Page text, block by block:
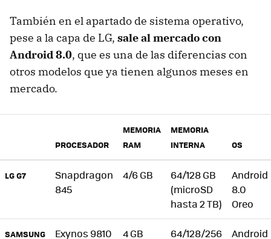
También en el apartado de sistema operativo,
pese a la capa de LG, sale al mercado con
Android 8.0, que es una de las diferencias con
otros modelos que ya tienen algunos meses en
mercado.
PROCESADOR
MEMORIA
RAM
MEMORIA
INTERNA
OS
LG G7
Snapdragon
845
4/6 GB
64/128 GB
(microSD
hasta 2 TB)
Android
8.0
Oreo
SAMSUNG
Exynos 9810 4 GB
64/128/256
Android